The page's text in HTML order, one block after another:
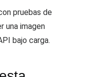
pruebas de
una imagen
bajo carga.